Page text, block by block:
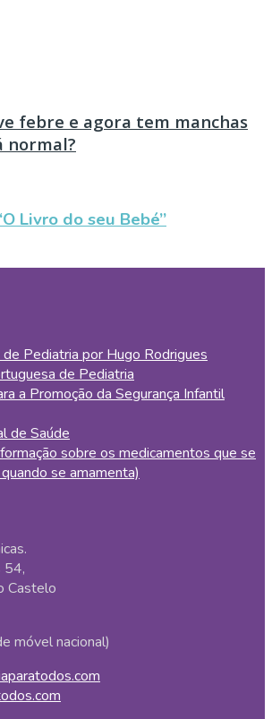
febre e agora tem manchas
normal?
Livro do seu Bebé”
de Pediatria por Hugo Rodrigues
de Pediatria
a Promoção da Segurança Infantil
de Saúde
sobre os medicamentos que se
se amamenta)
54,
Castelo
móvel nacional)